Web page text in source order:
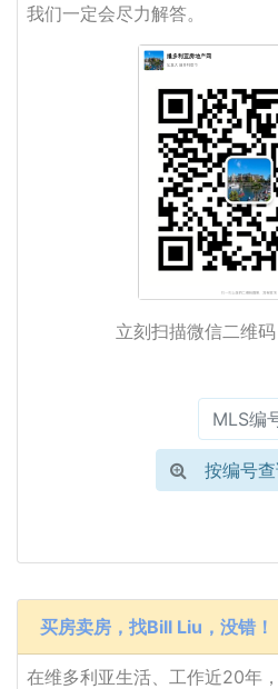
我们一定会尽力解答。
立刻扫描微信二维
按编号
买房卖房，找Bill Liu，没错！
在维多利亚生活、工作近20年